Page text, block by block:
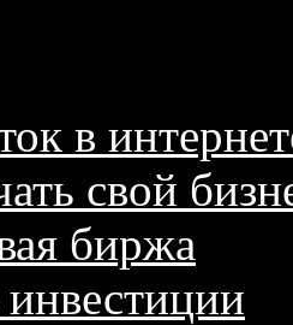
в
свой
биржа